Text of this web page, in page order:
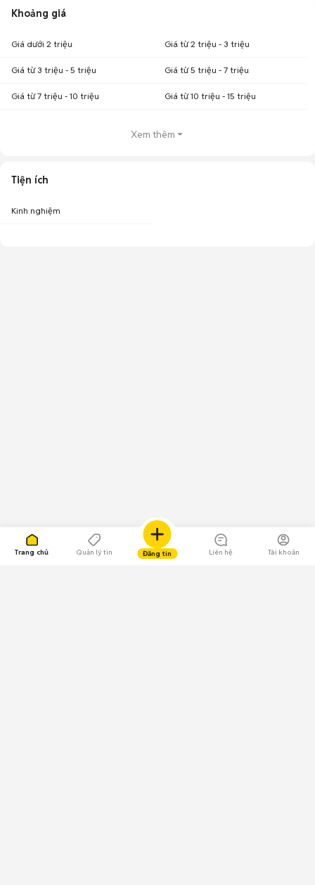
Trang chủ Quản lý tin Đăng tin Liên hệ Tài khoản
Khoảng giá
Giá dưới 2 triệu Giá từ 2 triệu - 3 triệu
Giá từ 3 triệu - 5 triệu Giá từ 5 triệu - 7 triệu
Giá từ 7 triệu - 10 triệu Giá từ 10 triệu - 15 triệu
Xem thêm
Tiện ích
Kinh nghiệm